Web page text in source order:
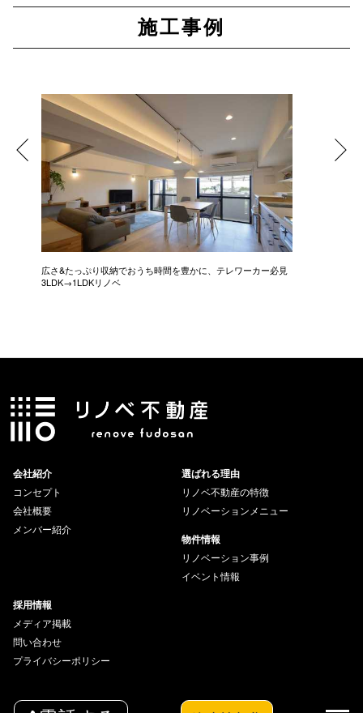
施工事例
広さ&たっぷり収納でおうち時間を豊かに、テレワーカー必見
3LDK→1LDKリノベ
会社紹介
コンセプト
会社概要
メンバー紹介
選ばれる理由
リノベ不動産の特徴
リノベーションメニュー
物件情報
リノベーション事例
イベント情報
採用情報
メディア掲載
問い合わせ
プライバシーポリシー